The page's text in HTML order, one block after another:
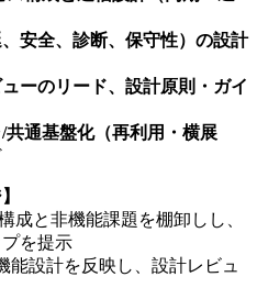
安全、診断、保守性）の設計
ーのリード、設計原則・ガイ
通基盤化（再利用・横展
成と非機能課題を棚卸しし、
を提示
能設計を反映し、設計レビュ